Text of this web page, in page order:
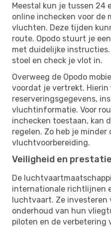
Meestal kun je tussen 24
online inchecken voor de
vluchten. Deze tijden
route. Opodo stuurt je
met duidelijke
stoel en check je vlot in.
Overweeg de Opodo
voordat je vertrekt. Hierin
reserveringsgegevens,
vluchtinformatie. Voor
inchecken toestaan, kan
regelen. Zo heb je minder
vluchtvoorbereiding.
Veiligheid en
De
internationale richtlijnen
luchtvaart. Ze investeren
onderhoud van hun
piloten en de verbetering